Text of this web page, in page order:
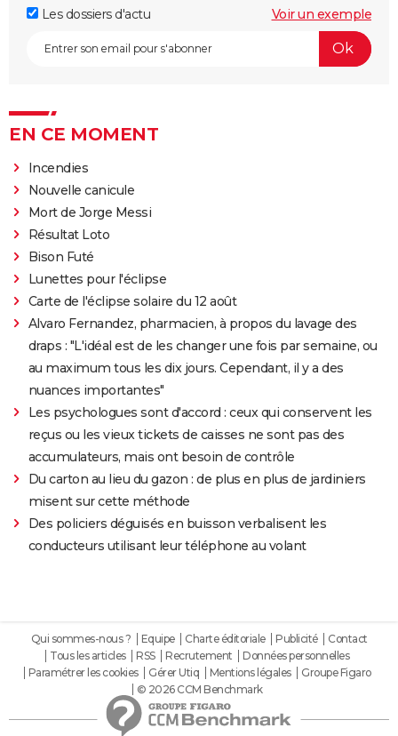
Les dossiers d'actu
Voir un exemple
EN CE MOMENT
Incendies
Nouvelle canicule
Mort de Jorge Messi
Résultat Loto
Bison Futé
Lunettes pour l'éclipse
Carte de l'éclipse solaire du 12 août
Alvaro Fernandez, pharmacien, à propos du lavage des
draps : "L'idéal est de les changer une fois par semaine, ou
au maximum tous les dix jours. Cependant, il y a des
nuances importantes"
Les psychologues sont d'accord : ceux qui conservent les
reçus ou les vieux tickets de caisses ne sont pas des
accumulateurs, mais ont besoin de contrôle
Du carton au lieu du gazon : de plus en plus de jardiniers
misent sur cette méthode
Des policiers déguisés en buisson verbalisent les
conducteurs utilisant leur téléphone au volant
Qui sommes-nous ? Equipe Charte éditoriale Publicité
Contact
Tous les articles
RSS Recrutement
Données personnelles
Paramétrer les cookies
Gérer Utiq Mentions légales
Groupe Figaro
© 2026 CCM Benchmark